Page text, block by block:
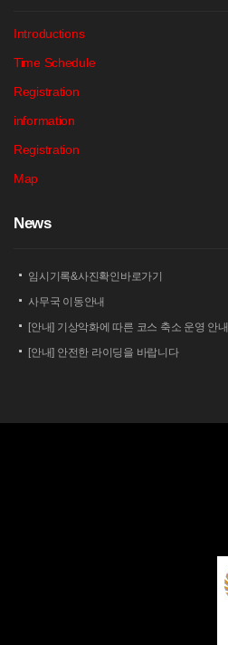
Introductions
Time Schedule
Registration
information
Registration
Map
News
임시기록&사진확인바로가기
사무국 이동안내
[안내] 기상악화에 따른 코스 축소 운영 안내
[안내] 안전한 라이딩을 바랍니다